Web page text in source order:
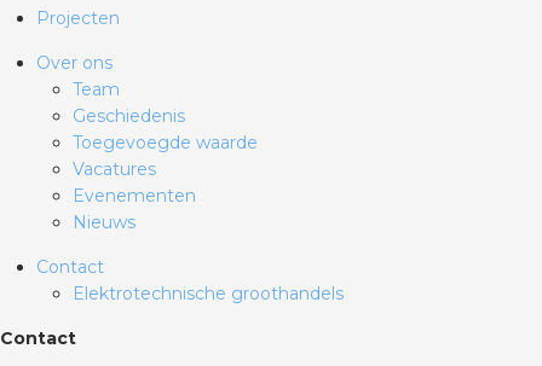
Projecten
Over ons
Team
Geschiedenis
Toegevoegde waarde
Vacatures
Evenementen
Nieuws
Contact
Elektrotechnische groothandels
Contact